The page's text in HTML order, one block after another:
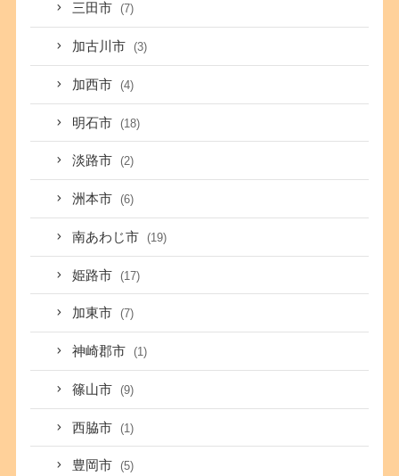
三田市 (7)
加古川市 (3)
加西市 (4)
明石市 (18)
淡路市 (2)
洲本市 (6)
南あわじ市 (19)
姫路市 (17)
加東市 (7)
神崎郡市 (1)
篠山市 (9)
西脇市 (1)
豊岡市 (5)